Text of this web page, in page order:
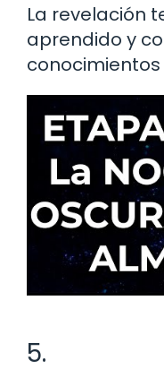
La revelación
aprendido y
5.